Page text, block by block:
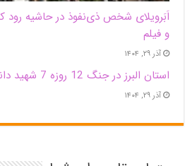
اَبَر‌ویلای شخص ذی‌نفوذ در حاشیه‌
و فیلم
آذر ۲۹, ۱۴۰۴
استان البرز در جنگ 12 روزه 7 شهید دانشجو تقدیم انقلاب کرد
آذر ۲۹, ۱۴۰۴